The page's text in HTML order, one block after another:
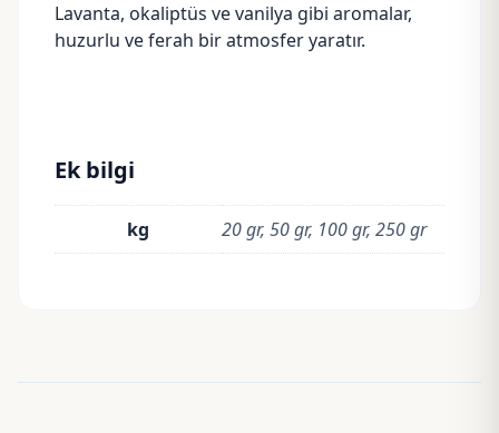
Lavanta, okaliptüs ve vanilya gibi aromalar,
huzurlu ve ferah bir atmosfer yaratır.
Ek bilgi
kg 20 gr, 50 gr, 100 gr, 250 gr